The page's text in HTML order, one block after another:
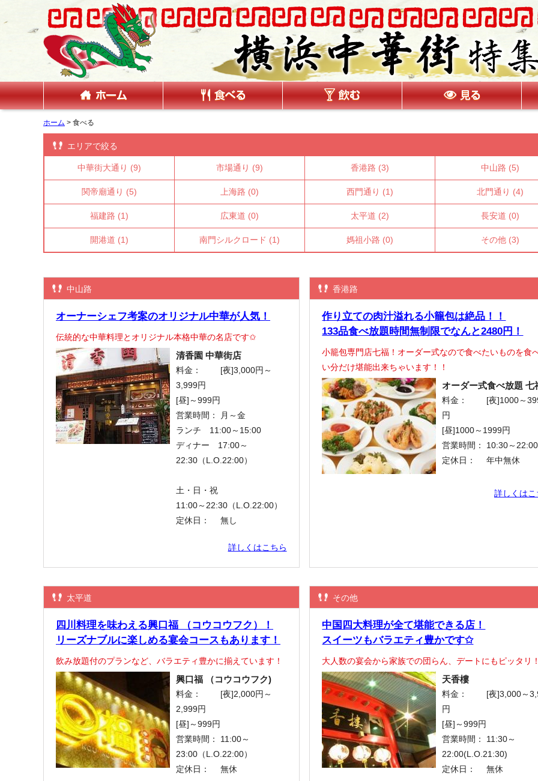
ホーム > 食べる
エリアで絞る
中華街大通り (9) 市場通り (9) 香港路 (3) 中山路 (5)
関帝廟通り (5) 上海路 (0) 西門通り (1) 北門通り (4)
福建路 (1) 広東道 (0) 太平道 (2) 長安道 (0)
開港道 (1) 南門シルクロード (1) 媽祖小路 (0) その他(3)
中山路
オーナーシェフ考案のオリジナル中華が人気！
伝統的な中華料理とオリジナル本格中華の名店です✩
清香園 中華街店
料金：
[夜]3,000円～
3,999円
[昼]～999円
営業時間：
月～金
ランチ 11:00～15:00
ディナー 17:00～
22:30（L.O.22:00）
土・日・祝
11:00～22:30（L.O.22:00）
定休日：
無し
詳しくはこちら
香港路
作り立ての肉汁溢れる小籠包は絶品！！
133品食べ放題時間無制限でなんと2480円！
小籠包専門店七福！オーダー式なので食べたいものを食
い分だけ堪能出来ちゃいます！！
オーダー式食べ放題 七
料金：
[夜]1000～
円
[昼]1000～1999円
営業時間：
10:30～22:00
定休日：
年中無休
詳しくはこ
太平道
四川料理を味わえる興口福 （コウコウフク）！
リーズナブルに楽しめる宴会コースもあります！
飲み放題付のプランなど、バラエティ豊かに揃えています！
興口福 （コウコウフク)
料金：
[夜]2,000円～
2,999円
[昼]～999円
営業時間：
11:00～
23:00（L.O.22:00）
定休日：
無休
その他
中国四大料理が全て堪能できる店！
スイーツもバラエティ豊かです✩
大人数の宴会から家族での団らん、デートにもピッタリ！
天香樓
料金：
[夜]3,000～
円
[昼]～999円
営業時間：
11:30～
22:00(L.O.21:30)
定休日：
無休